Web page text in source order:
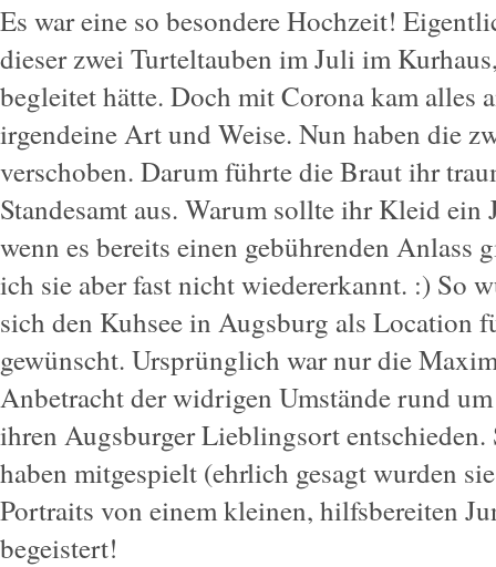
Es war eine so besondere Hochzeit!
dieser zwei Turteltauben im Juli im
begleitet hätte. Doch mit Corona kam alles
irgendeine Art und Weise. Nun haben die
verschoben. Darum führte die Braut ihr
Standesamt aus. Warum sollte ihr Kleid ein
wenn es bereits einen gebührenden Anlass
ich sie aber fast nicht wiedererkannt. :) So
sich den Kuhsee in Augsburg als Location
gewünscht. Ursprünglich war nur die
Anbetracht der widrigen Umstände rund
ihren Augsburger Lieblingsort entschieden.
haben mitgespielt (ehrlich gesagt wurden
Portraits von einem kleinen, hilfsbereiten
begeistert!